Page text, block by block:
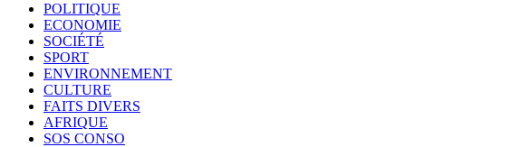
POLITIQUE
ECONOMIE
SOCIÉTÉ
SPORT
ENVIRONNEMENT
CULTURE
FAITS DIVERS
AFRIQUE
SOS CONSO